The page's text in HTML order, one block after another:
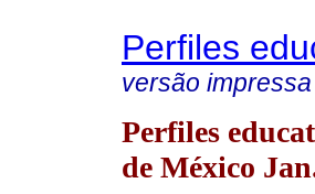
Perfiles
versão impressa
Perfiles
de México